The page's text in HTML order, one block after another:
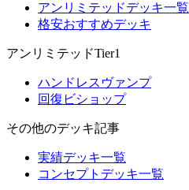
アンリミテッドデッキ一覧
格安おすすめデッキ
アンリミテッドTier1
ハンドレスヴァンプ
回復ビショップ
その他のデッキ記事
実績デッキ一覧
コンセプトデッキ一覧